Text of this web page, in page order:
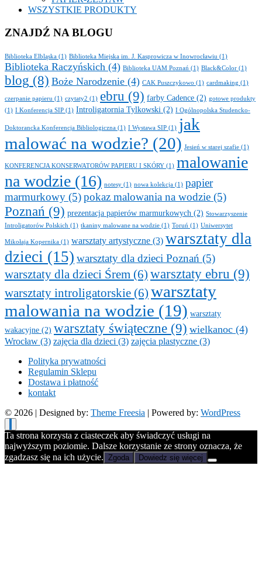
WSZYSTKIE PRODUKTY
ZNAJDŹ NA BLOGU
Biblioteka Elbląska (1) Biblioteka Miejska im. J. Kasprowicza w Inowrocławiu (1)
Biblioteka Raczyńskich (4) Biblioteka UAM Poznań (1) Black&Color (1)
blog (8) Boże Narodzenie (4) CAK Puszczykowo (1) cardmaking (1)
czerpanie papieru (1) czytaty2 (1) ebru (9) farby Cadence (2) gotowe produkty
(1) I Konferencja SIP (1) Introligatornia Tylkowski (2) I Ogólnopolska Studencko-
Doktorancka Konferencja Bibliologiczna (1) I Wystawa SIP (1) jak
malować na wodzie? (20) Jesień w starej szafie (1)
KONFERENCJA KONSERWATORÓW PAPIERU I SKÓRY (1) malowanie
na wodzie (16) notesy (1) nowa kolekcja (1) papier
marmurkowy (5)pokaz malowania na wodzie (5)
Poznań (9) prezentacja papierów marmurkowych (2) Stowarzyszenie
Introligatorów Polskich (1) tkaniny malowane na wodzie (1) Toruń (1) Uniwersytet
Mikołaja Kopernika (1) warsztaty artystyczne (3) warsztaty dla
dzieci (15) warsztaty dla dzieci Poznań (5)
warsztaty dla dzieci Śrem (6) warsztaty ebru (9)
warsztaty introligatorskie (6) warsztaty
malowania na wodzie (19) warsztaty
wakacyjne (2) warsztaty świąteczne (9) wielkanoc (4)
Wrocław (3) zajęcia dla dzieci (3) zajęcia plastyczne (3)
Polityka prywatności
Regulamin Sklepu
Dostawa i płatność
kontakt
© 2026 | Designed by: Theme Freesia | Powered by: WordPress
Ta strona korzysta z ciasteczek aby świadczyć usługi na
najwyższym poziomie. Dalsze korzystanie ze strony oznacza, że
zgadzasz się na ich użycie.
Zgoda Dowiedz się więcej